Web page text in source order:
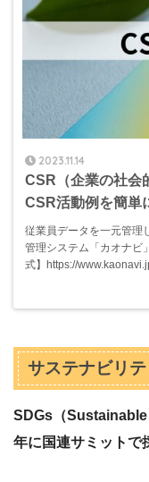
2023.11.14
CSR（企業の社会
CSR活動例を簡単
従業員データを一元管理
管理システム「カオナビ
式】https://
サステナビリ
SDGs（
年に国連サミットで